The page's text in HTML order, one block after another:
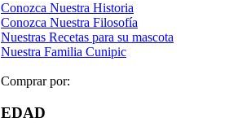
Conozca Nuestra Historia
Conozca Nuestra Filosofía
Nuestras Recetas para su mascota
Nuestra Familia Cunipic
Comprar por:
EDAD